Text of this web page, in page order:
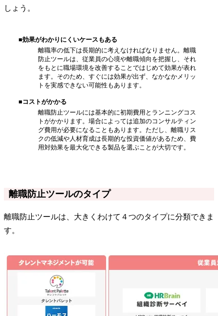
しょう。
■効果がわかりにくいケースもある
離職率の低下は長期的に考えなければなりません。離職
防止ツールは、従業員の心境や離職傾向を把握し、それ
をもとに職場環境を改善することではじめて効果が表れ
ます。そのため、すぐには効果が出ず、なかなかメリッ
トを実感できない可能性もあります。
■コストがかかる
離職防止ツールには基本的に初期費用とランニングコス
トがかかります。場合によっては追加のコンサルティン
グ費用が必要になることもあります。ただし、離職リス
クの低減や人材育成は長期的な投資価値があるため、費
用対効果を最大化できる製品を選ぶことが大切です。
離職防止ツールのタイプ
離職防止ツールは、大きくわけて４つのタイプに分類できま
す。